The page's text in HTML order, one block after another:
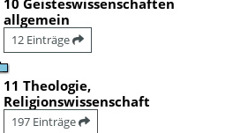
allgemein
12 Einträge
11 Theologie,
Religionswissenschaft
197 Einträge